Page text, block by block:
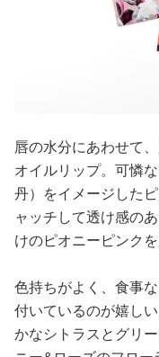
唇の水分にあわせて
オイルリップ。可憐
丹）をイメージした
ャッチして透け感の
けのピオニーピンク
色持ちがよく、食事
付いているのが嬉し
かなシトラスとグリ